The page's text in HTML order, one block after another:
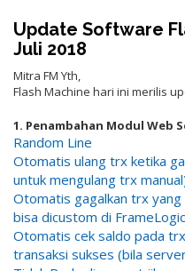
Update Software
Juli 2018
Mitra FM Yth,
Flash Machine hari ini merilis
1. Penambahan Modul Web
Random Line
Otomatis ulang trx ketika
untuk mengulang trx
Otomatis gagalkan trx
bisa dicustom di
Otomatis cek saldo pada
transaksi sukses (bila